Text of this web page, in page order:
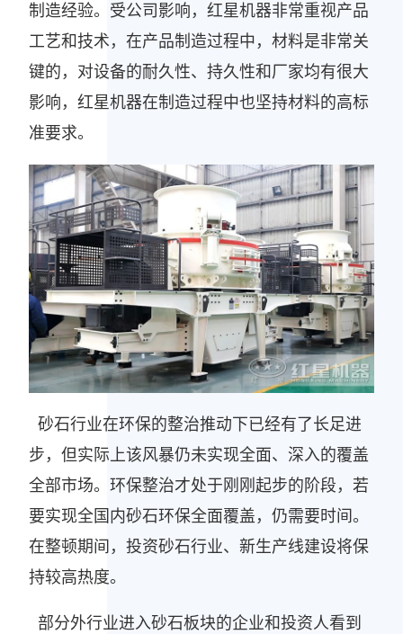
制造经验。受公司影响，红星机器非常重视产品
工艺和技术，在产品制造过程中，材料是非常关
键的，对设备的耐久性、持久性和厂家均有很大
影响，红星机器在制造过程中也坚持材料的高标
准要求。
砂石行业在环保的整治推动下已经有了长足进
步，但实际上该风暴仍未实现全面、深入的覆盖
全部市场。环保整治才处于刚刚起步的阶段，若
要实现全国内砂石环保全面覆盖，仍需要时间。
在整顿期间，投资砂石行业、新生产线建设将保
持较高热度。
部分外行业进入砂石板块的企业和投资人看到